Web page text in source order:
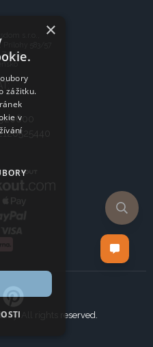
s.r.o.,
583/57
Zavar
All rights reserved.
×
zážitku.
v